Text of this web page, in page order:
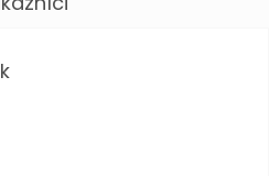
je 5 z 5 hvězdiček.